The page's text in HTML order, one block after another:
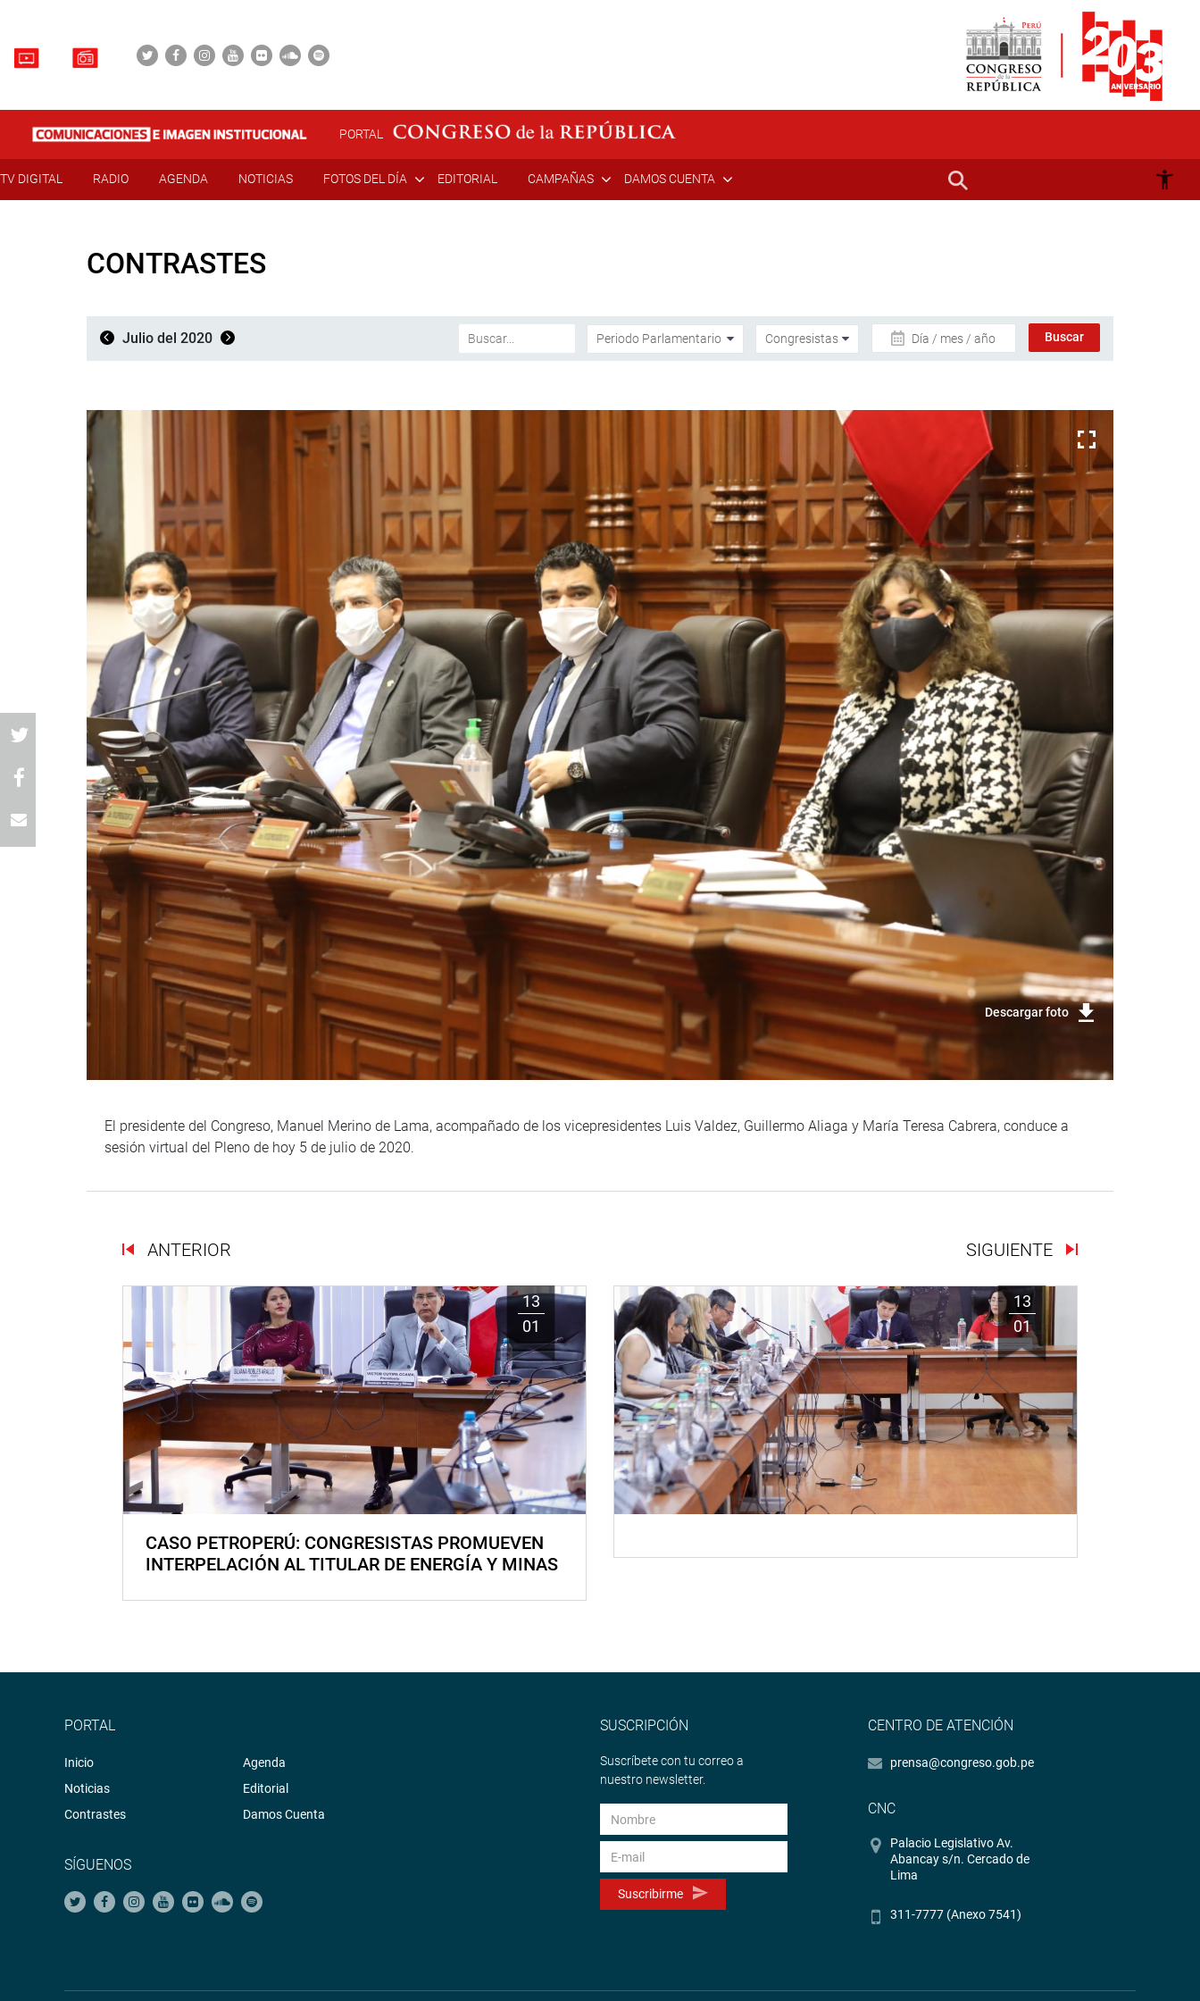
PORTAL
TV DIGITAL RADIO AGENDA NOTICIAS FOTOS DEL DÍA EDITORIAL CAMPAÑAS DAMOS CUENTA
CONTRASTES
Julio del 2020 Día / mes / año
Descargar foto
El presidente del Congreso, Manuel Merino de Lama, acompañado de los vicepresidentes Luis Valdez, Guillermo Aliaga y María Teresa Cabrera, conduce a
sesión virtual del Pleno de hoy 5 de julio de 2020.
ANTERIOR SIGUIENTE
13
01
CASO PETROPERÚ: CONGRESISTAS PROMUEVEN
INTERPELACIÓN AL TITULAR DE ENERGÍA Y MINAS
13
01
PORTAL
Inicio
Noticias
Contrastes
Agenda
Editorial
Damos Cuenta
SÍGUENOS
SUSCRIPCIÓN
Suscríbete con tu correo a
nuestro newsletter.
Suscribirme
CENTRO DE ATENCIÓN
prensa@congreso.gob.pe
CNC
Palacio Legislativo Av.
Abancay s/n. Cercado de
Lima
311-7777 (Anexo 7541)